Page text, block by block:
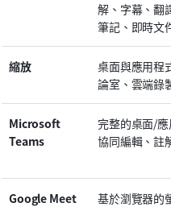
解、字幕、翻
筆記、即時文
縮放
桌面與應用程
論室、雲端錄
Microsoft
Teams
完整的桌面/
協同編輯、註
Google Meet
基於瀏覽器的